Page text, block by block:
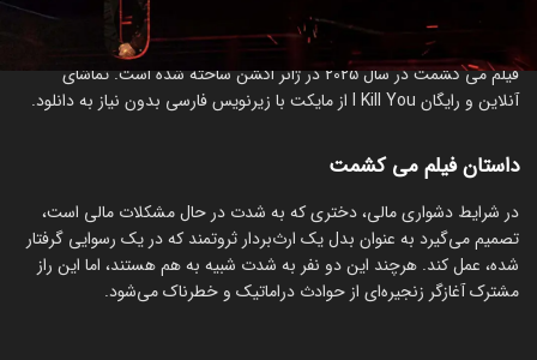
درباره فیلم می کشمت
فیلم می کشمت در سال 2025 در ژانر اکشن ساخته شده است. تماشای
آنلاین و رایگان I Kill You از مایکت با زیرنویس فارسی بدون نیاز به دانلود.
داستان فیلم می کشمت
در شرایط دشواری مالی، دختری که به شدت در حال مشکلات مالی است،
تصمیم می‌گیرد به عنوان بدل یک ارث‌بردار ثروتمند که در یک رسوایی گرفتار
شده، عمل کند. هرچند این دو نفر به شدت شبیه به هم هستند، اما این راز
مشترک آغازگر زنجیره‌ای از حوادث دراماتیک و خطرناک می‌شود.